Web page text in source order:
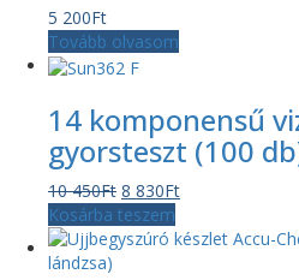
5 200Ft
Tovább olvasom
14 komponensű
gyorsteszt (100
10 450Ft Original
price
was:
8 830FtCurrent
is:
Kosárba teszem